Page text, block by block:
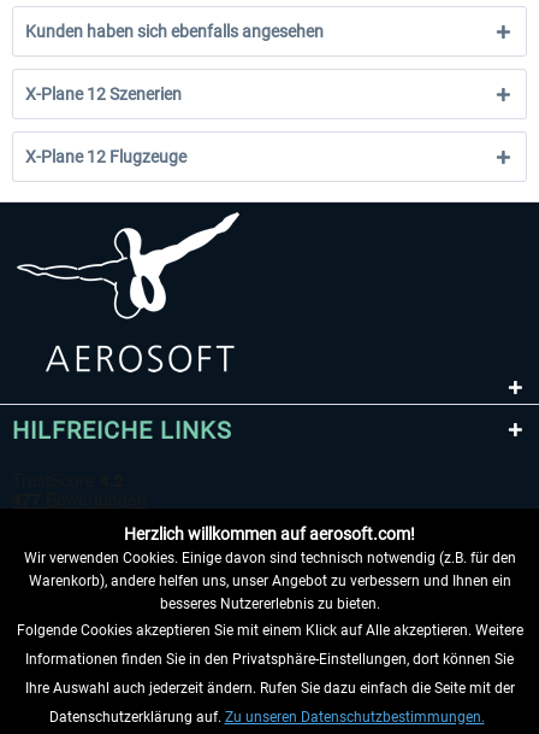
Kunden haben sich ebenfalls angesehen
X-Plane 12 Szenerien
X-Plane 12 Flugzeuge
HILFREICHE LINKS
VERTRAG WIDERRUFEN
INFORMATIONEN
Herzlich willkommen auf aerosoft.com!
Wir verwenden Cookies. Einige davon sind technisch notwendig (z.B. für den
Warenkorb), andere helfen uns, unser Angebot zu verbessern und Ihnen ein
besseres Nutzererlebnis zu bieten.
Folgende Cookies akzeptieren Sie mit einem Klick auf Alle akzeptieren. Weitere
Informationen finden Sie in den Privatsphäre-Einstellungen, dort können Sie
Ihre Auswahl auch jederzeit ändern. Rufen Sie dazu einfach die Seite mit der
Datenschutzerklärung auf. Zu unseren Datenschutzbestimmungen.